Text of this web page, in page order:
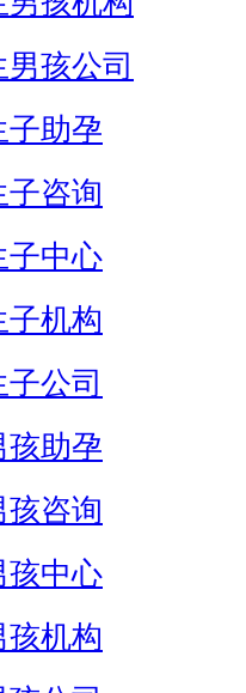
孩公司
子助孕
子咨询
子中心
子机构
公司
孩助孕
孩咨询
孩中心
孩机构